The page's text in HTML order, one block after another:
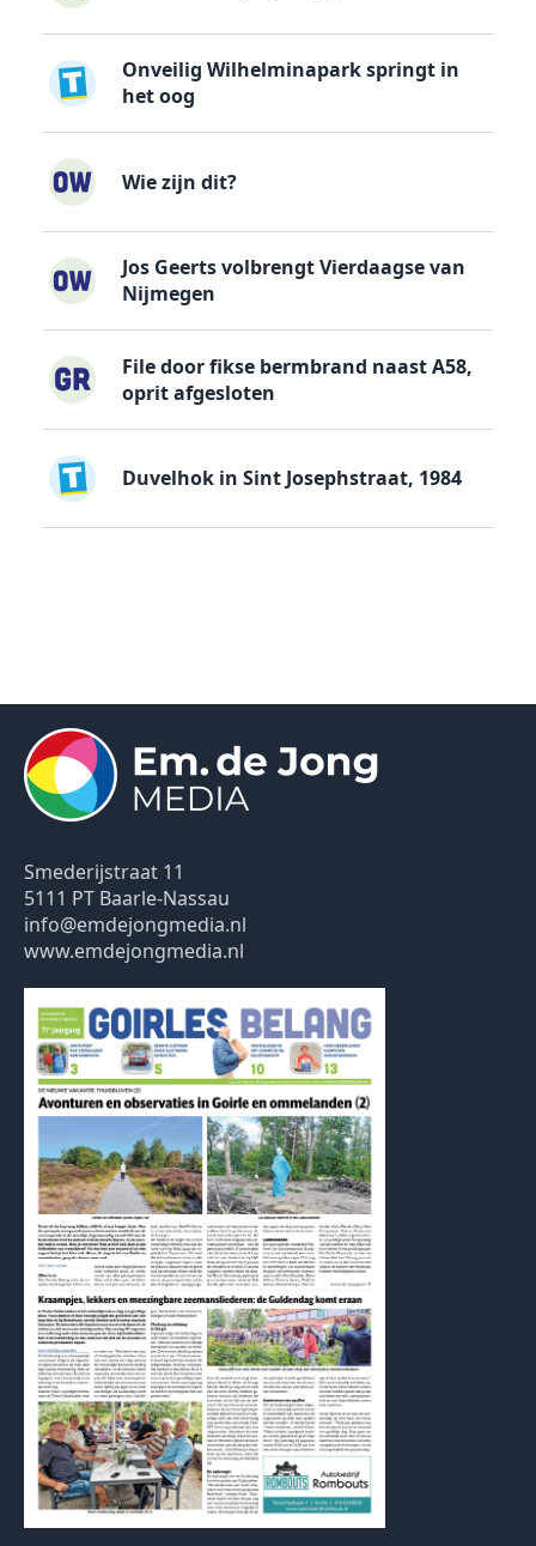
Onveilig Wilhelminapark springt in
het oog
Wie zijn dit?
Jos Geerts volbrengt Vierdaagse van
Nijmegen
File door fikse bermbrand naast A58,
oprit afgesloten
Duvelhok in Sint Josephstraat, 1984
Smederijstraat 11
5111 PT Baarle-Nassau
info@emdejongmedia.nl
www.emdejongmedia.nl